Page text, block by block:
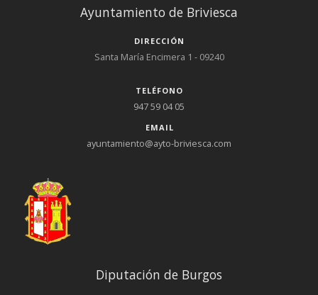
Ayuntamiento de Briviesca
DIRECCIÓN
Santa María Encimera 1 - 09240
TELÉFONO
947 59 04 05
EMAIL
ayuntamiento@ayto-briviesca.com
Diputación de Burgos